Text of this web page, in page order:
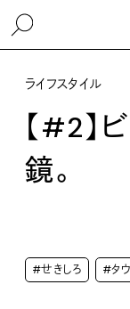
ライフスタイル
【#2】
鏡。
#せきしろ #タ